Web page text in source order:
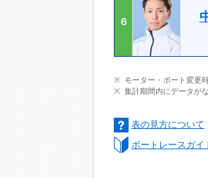
６
モーター・ボート変更
集計期間内にデータが
表の見方について
ボートレースガイ